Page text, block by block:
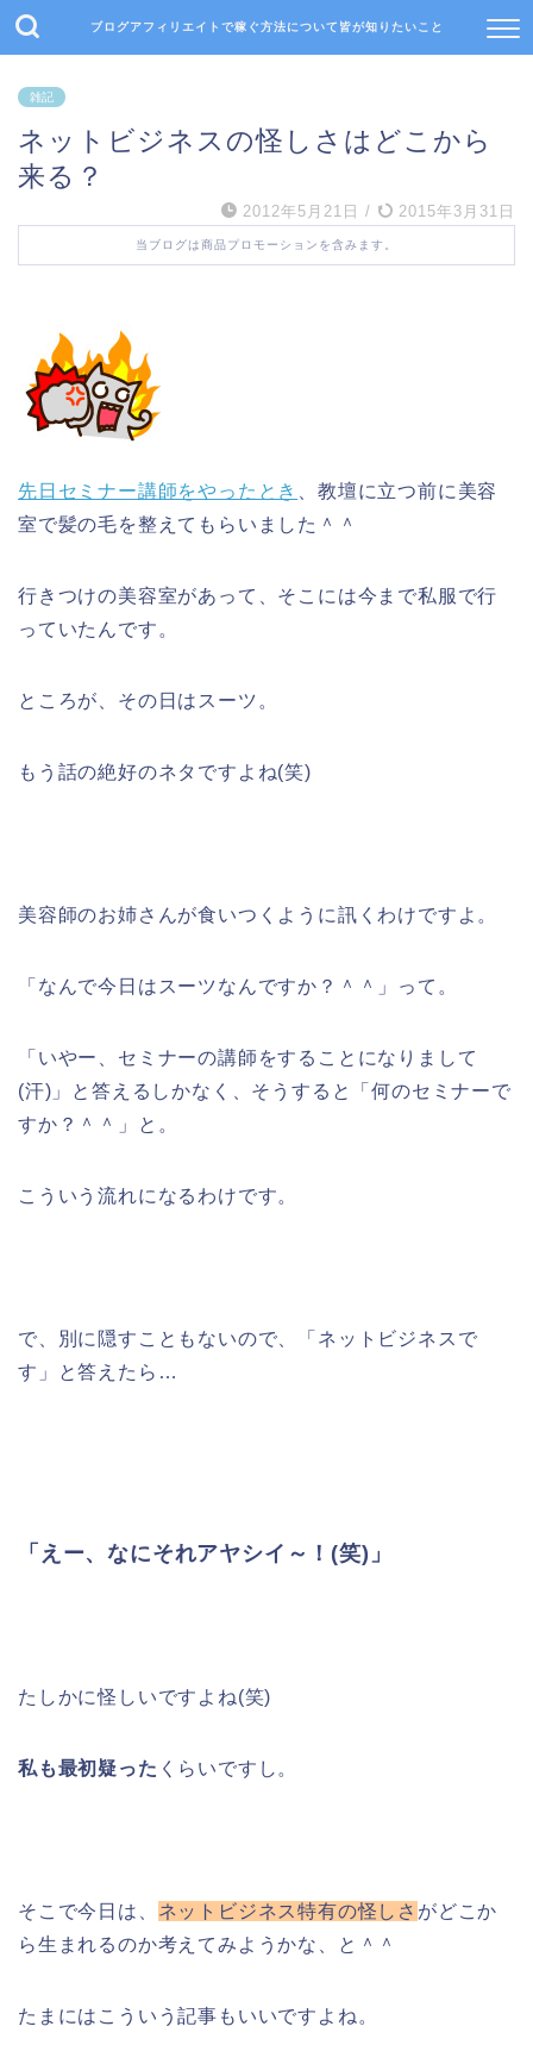
ブログアフィリエイトで稼ぐ方法について皆が知りたいこと
雑記
ネットビジネスの怪しさはどこから
来る？
2012年5月21日 / 2015年3月31日
当ブログは商品プロモーションを含みます。
先日セミナー講師をやったとき
、教壇に立つ前に美容
室で髪の毛を整えてもらいました＾＾
行きつけの美容室があって、そこには今まで私服で行
っていたんです。
ところが、その日はスーツ。
もう話の絶好のネタですよね(笑)
美容師のお姉さんが食いつくように訊くわけですよ。
「なんで今日はスーツなんですか？＾＾」って。
「いやー、セミナーの講師をすることになりまして
(汗)」と答えるしかなく、そうすると「何のセミナーで
すか？＾＾」と。
こういう流れになるわけです。
で、別に隠すこともないので、「ネットビジネスで
す」と答えたら…
「えー、なにそれアヤシイ～！(笑)」
たしかに怪しいですよね(笑)
私も最初疑った くらいですし。
そこで今日は、 ネットビジネス特有の怪しさ がどこか
ら生まれるのか考えてみようかな、と＾＾
たまにはこういう記事もいいですよね。